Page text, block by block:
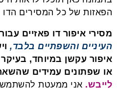
הפאזות של כל המסירים הדו
מסירי איפור דו פאזיים
העיניים והשפתיים בלבד,
איפור עקשן במיוחד,
או שפתונים עמידים
לייבש. אני ממעטת להשתמש